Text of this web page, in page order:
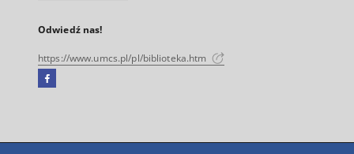
Odwiedź nas!
https://www.umcs.pl/pl/biblioteka.htm
Facebook
się